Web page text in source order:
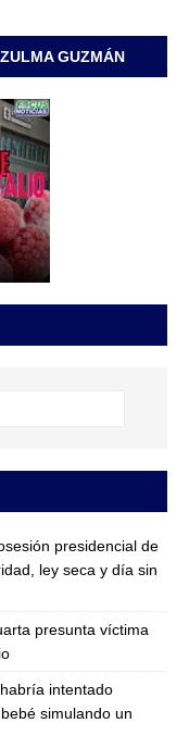
GUZMÁN
presidencial de
ley seca y día sin
presunta víctima
intentado
simulando un